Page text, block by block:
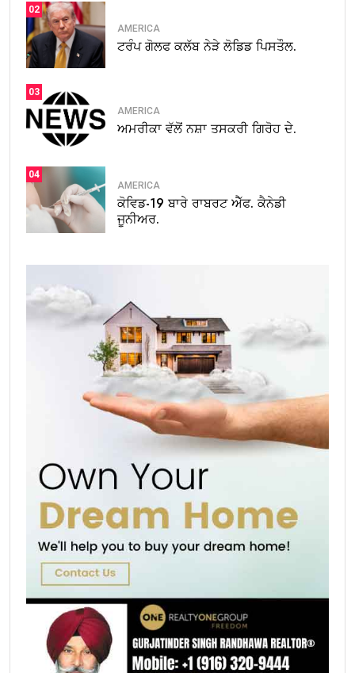
02
AMERICA
ਟਰੰਪ ਗੋਲਫ ਕਲੱਬ ਨੇੜੇ ਲੋਡਿਡ ਪਿਸਤੌਲ.
03
AMERICA
ਅਮਰੀਕਾ ਵੱਲੋਂ ਨਸ਼ਾ ਤਸਕਰੀ ਗਿਰੋਹ ਦੇ.
04
AMERICA
ਕੋਵਿਡ-19 ਬਾਰੇ ਰਾਬਰਟ ਐੱਫ. ਕੈਨੇਡੀ
ਜੂਨੀਅਰ.